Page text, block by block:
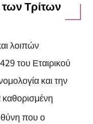
Τρίτων
λοιπών
του Εταιρικού
και την
καθορισμένη
που ο